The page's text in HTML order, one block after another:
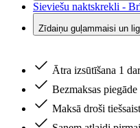
Sieviešu naktskrekli -
Zīdaiņu guļammaisi un
Ātra izsūtīšana 1
Bezmaksas
Maksā droši